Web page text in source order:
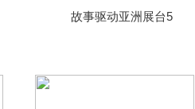
故事驱动亚洲展台5